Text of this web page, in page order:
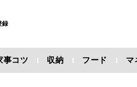
録
事コツ 収納 フード マ